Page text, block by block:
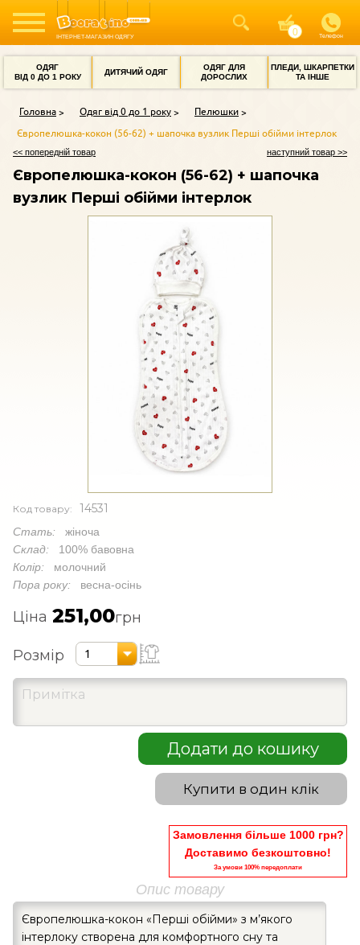
ІНТЕРНЕТ-МАГАЗИН ОДЯГУ Телефон
ОДЯГ
ВІД 0 ДО 1 РОКУ
ДИТЯЧИЙ ОДЯГ
ОДЯГ ДЛЯ
ДОРОСЛИХ
ПЛЕДИ, ШКАРПЕТКИ
ТА ІНШЕ
Головна Одяг від 0 до 1 року
Пелюшки
Європелюшка-кокон (56-62) + шапочка вузлик Перші обійми інтерлок
<< попередній товар наступний товар >>
Європелюшка-кокон (56-62) + шапочка
вузлик Перші обійми інтерлок
Код товару: 14531
Стать: жіноча
Склад: 100% бавовна
Колір: молочний
Пора року: весна-осінь
Ціна 251,00грн
Розмір 1
Додати до кошику
Купити в один клік
Замовлення більше 1000 грн?
Доставимо безкоштовно!
За умови 100% передоплати
Опис товару
Європелюшка-кокон «Перші обійми» з м’якого
інтерлоку створена для комфортного сну та